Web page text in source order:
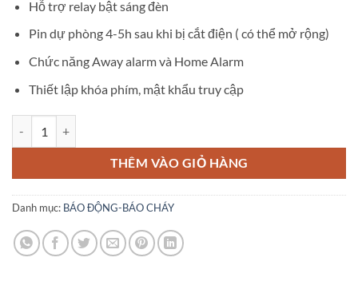
Hỗ trợ relay bật sáng đèn
Pin dự phòng 4-5h sau khi bị cắt điện ( có thể mở rộng)
Chức năng Away alarm và Home Alarm
Thiết lập khóa phím, mật khẩu truy cập
THÊM VÀO GIỎ HÀNG
Danh mục: BÁO ĐỘNG-BÁO CHÁY